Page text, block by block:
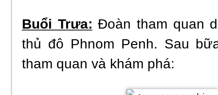
Buổi Trưa: Đoàn tham quan
thủ đô Phnom Penh. Sau
tham quan và khám phá: